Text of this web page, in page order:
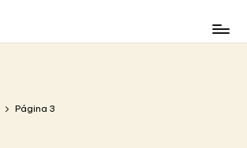
Página 3